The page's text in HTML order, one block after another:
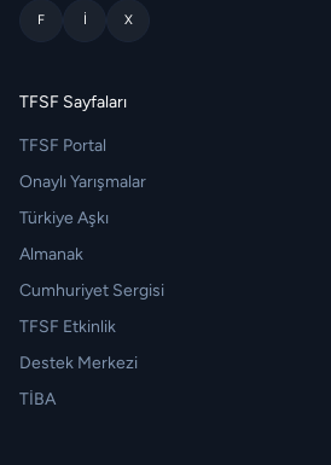
F I X
TFSF Sayfaları
TFSF Portal
Onaylı Yarışmalar
Türkiye Aşkı
Almanak
Cumhuriyet Sergisi
TFSF Etkinlik
Destek Merkezi
TİBA